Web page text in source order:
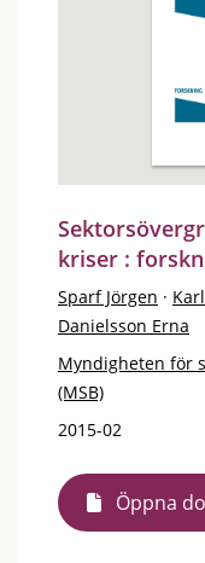
kriser :
Sparf Jörgen ·
Danielsson Erna
Myndigheten för
(MSB)
2015-02
Öppna